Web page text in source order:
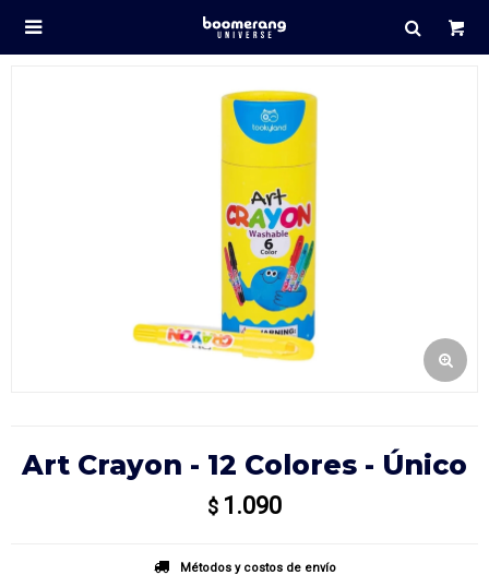

Art Crayon - 12 Colores - Único
$ 1.090
Métodos y costos de envío